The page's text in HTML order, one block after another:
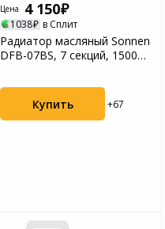
Цена 4 150
1038 в Сплит
Радиатор масляный Sonnen
DFB-07BS, 7 секций, 1500
Купить +67